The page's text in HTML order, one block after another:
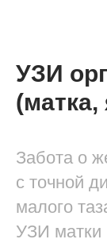
УЗИ
(матка,
Забота о
с точной
малого
УЗИ матки